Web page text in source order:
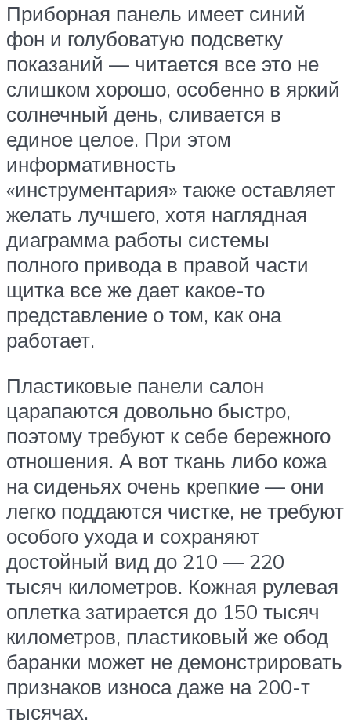
Приборная панель имеет синий
фон и голубоватую подсветку
показаний — читается все это не
слишком хорошо, особенно в яркий
солнечный день, сливается в
единое целое. При этом
информативность
«инструментария» также оставляет
желать лучшего, хотя наглядная
диаграмма работы системы
полного привода в правой части
щитка все же дает какое-то
представление о том, как она
работает.
Пластиковые панели салон
царапаются довольно быстро,
поэтому требуют к себе бережного
отношения. А вот ткань либо кожа
на сиденьях очень крепкие — они
легко поддаются чистке, не требуют
особого ухода и сохраняют
достойный вид до 210 — 220
тысяч километров. Кожная рулевая
оплетка затирается до 150 тысяч
километров, пластиковый же обод
баранки может не демонстрировать
признаков износа даже на 200-т
тысячах.